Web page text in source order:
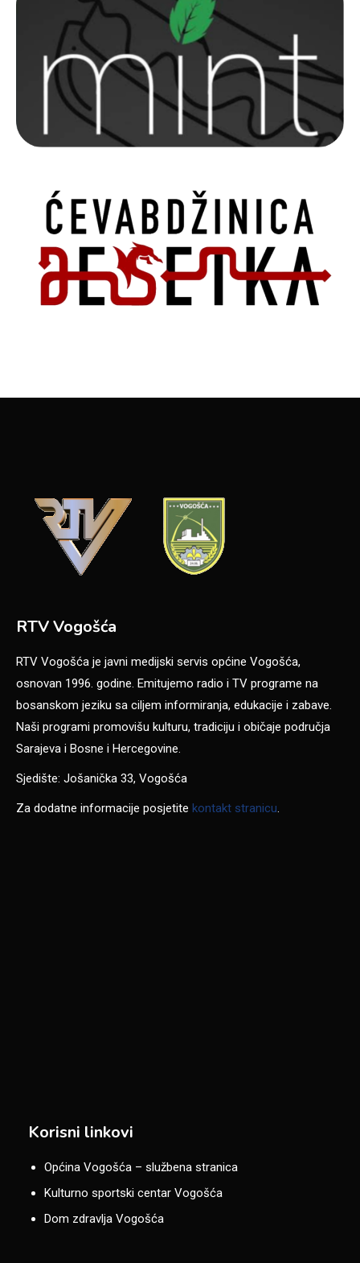
RTV Vogošća
RTV Vogošća je javni medijski servis općine Vogošća,
osnovan 1996. godine. Emitujemo radio i TV programe na
bosanskom jeziku sa ciljem informiranja, edukacije i zabave.
Naši programi promovišu kulturu, tradiciju i običaje područja
Sarajeva i Bosne i Hercegovine.
Sjedište: Jošanička 33, Vogošća
Za dodatne informacije posjetite kontakt stranicu.
Korisni linkovi
Općina Vogošća – službena stranica
Kulturno sportski centar Vogošća
Dom zdravlja Vogošća